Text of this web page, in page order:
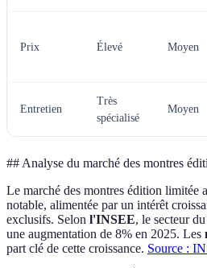
Prix Élevé Moyen
Entretien
Très
spécialisé
Moyen
## Analyse du marché des montres
Le marché des montres édition limitée
notable, alimentée par un intérêt
exclusifs. Selon l'INSEE, le secteur
une augmentation de 8% en 2025. Les
part clé de cette croissance. Source :